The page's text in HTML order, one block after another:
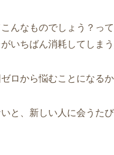
んなものでしょう？っ
いちばん消耗してしまう
ロから悩むことになるか
と、新しい人に会うた